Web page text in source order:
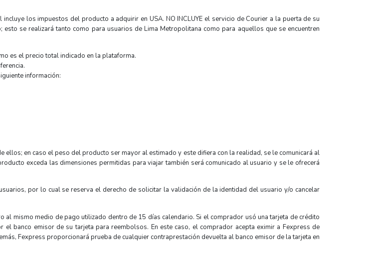
los impuestos del producto a adquirir en USA. NO INCLUYE el servicio de Courier a la puerta de su
se realizará tanto como para usuarios de Lima Metropolitana como para aquellos que se encuentren
es el precio total indicado en la plataforma.
información:
en caso el peso del producto ser mayor al estimado y este difiera con la realidad, se le comunicará al
exceda las dimensiones permitidas para viajar también será comunicado al usuario y se le ofrecerá
por lo cual se reserva el derecho de solicitar la validación de la identidad del usuario y/o cancelar
mismo medio de pago utilizado dentro de 15 días calendario. Si el comprador usó una tarjeta de crédito
banco emisor de su tarjeta para reembolsos. En este caso, el comprador acepta eximir a Fexpress de
Fexpress proporcionará prueba de cualquier contraprestación devuelta al banco emisor de la tarjeta en